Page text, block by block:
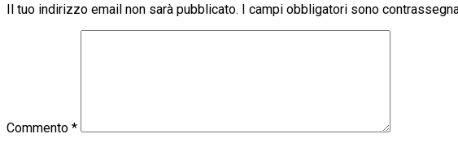
Il tuo indirizzo email non sarà pubblicato. I campi obbligatori sono
Commento *